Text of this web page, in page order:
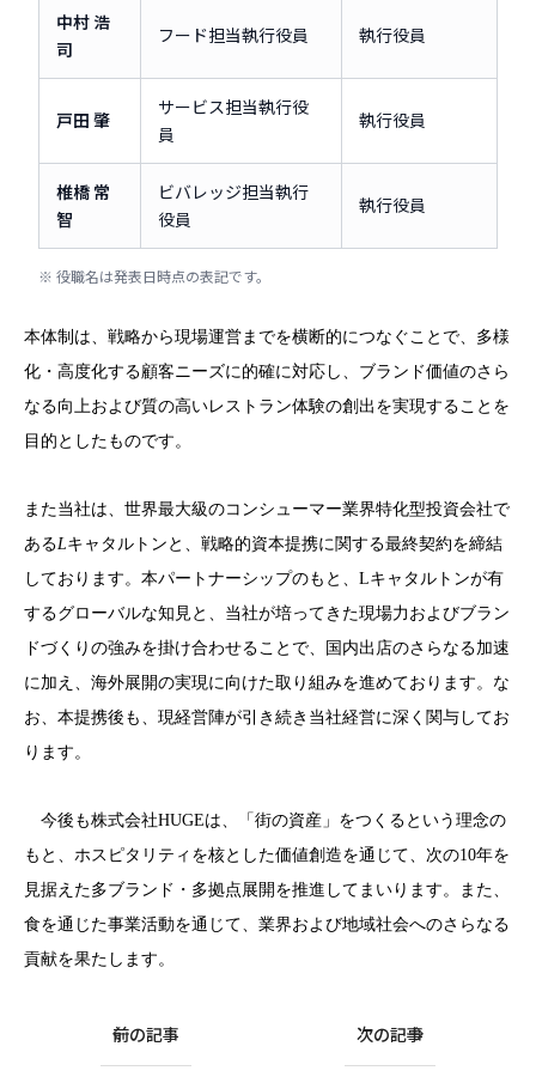
中村 浩
司
フード担当執行役員 執行役員
戸田 肇
サービス担当執行役
員
執行役員
椎橋 常
智
ビバレッジ担当執行
役員
執行役員
※ 役職名は発表日時点の表記です。
本体制は、戦略から現場運営までを横断的につなぐことで、多様
化・高度化する顧客ニーズに的確に対応し、ブランド価値のさら
なる向上および質の高いレストラン体験の創出を実現することを
目的としたものです。
また当社は、世界最大級のコンシューマー業界特化型投資会社で
あるLキャタルトンと、戦略的資本提携に関する最終契約を締結
しております。本パートナーシップのもと、 Lキャタルトンが有
するグローバルな知見と、当社が培ってきた現場力およびブラン
ドづくりの強みを掛け合わせることで、国内出店のさらなる加速
に加え、海外展開の実現に向けた取り組みを進めております。な
お、本提携後も、現経営陣が引き続き当社経営に深く関与してお
ります。
今後も株式会社HUGEは 、「街の資産」をつくると いう理念の
もと、ホスピタリティを核とした価値創造を通じて、次の10年を
見据えた多ブランド・多拠点展開を推進してまいります。また、
食を通じた事業活動を通じて、業界および地域社会へのさらなる
貢献を果たします。
前の記事 次の記事